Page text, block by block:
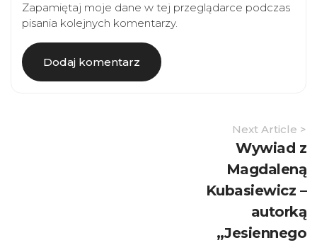
Zapamiętaj moje dane w tej przeglądarce podczas
pisania kolejnych komentarzy.
Next Article >
Wywiad z
Magdaleną
Kubasiewicz –
autorką
„Jesiennego